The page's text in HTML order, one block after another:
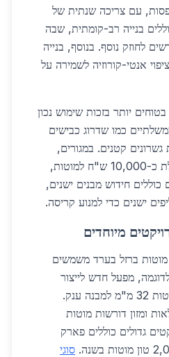
עם צריכה שנתית של
בנייה רב-קומתית, שבה
נדרשים לחוזק נוסף. בנוסף, בנייה
אנטי-קורוזיה לשמירה על
יותר בזכות שימוש נכון
כמו שדרוג כבישים
קטנים. במגורים,
עלות חיזוק בית פרטי כוללת כ-10,000 ש"ח למוטות,
כוללים חידוש מבנים ישנים,
ישנים כדי למנוע קריסה.
מיוחדים
ברזל בערד משמשים
מפעל חדש לייצור
אלקטרוניקה משתמש במוטות 32 מ"מ למבנה ענק.
ומזון דורשות מוטות
גדולים כוללים פארק
סוגי